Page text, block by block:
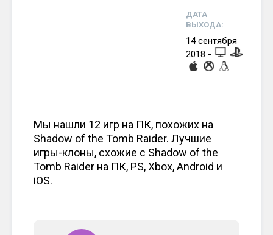
ДАТА
ВЫХОДА:
14 сентября
2018 -
Мы нашли 12 игр на ПК, похожих на
Shadow of the Tomb Raider. Лучшие
игры-клоны, схожие с Shadow of the
Tomb Raider на ПК, PS, Xbox, Android и
iOS.